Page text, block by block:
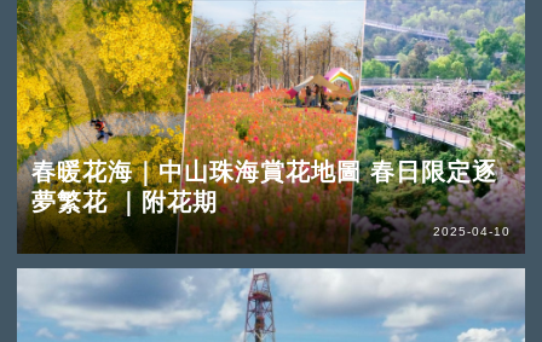
春暖花海｜中山珠海賞花地圖 春日限定逐
夢繁花 ｜附花期
2025-04-10